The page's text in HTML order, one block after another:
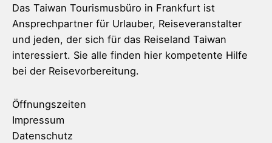
Das Taiwan Tourismusbüro in Frankfurt ist
Ansprechpartner für Urlauber, Reiseveranstalter
und jeden, der sich für das Reiseland Taiwan
interessiert. Sie alle finden hier kompetente Hilfe
bei der Reisevorbereitung.
Öffnungszeiten
Impressum
Datenschutz